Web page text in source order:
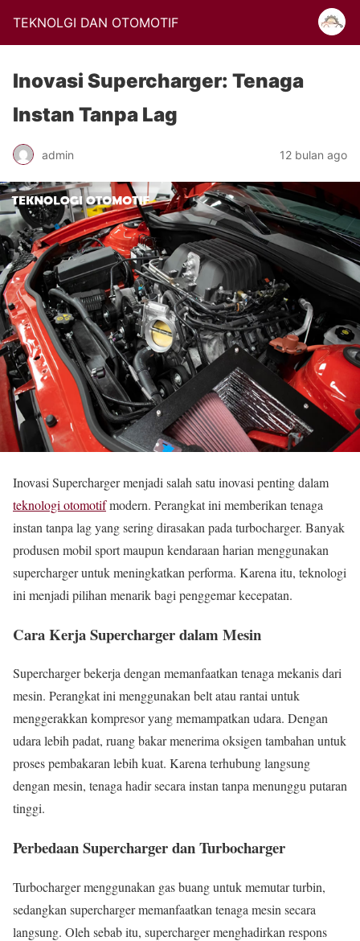
TEKNOLGI DAN OTOMOTIF
Inovasi Supercharger: Tenaga
Instan Tanpa Lag
admin 12 bulan ago
Inovasi Supercharger menjadi salah satu inovasi penting dalam
teknologi otomotifmodern. Perangkat ini memberikan tenaga
instan tanpa lag yang sering dirasakan pada turbocharger. Banyak
produsen mobil sport maupun kendaraan harian menggunakan
supercharger untuk meningkatkan performa. Karena itu, teknologi
ini menjadi pilihan menarik bagi penggemar kecepatan.
Cara Kerja Supercharger dalam Mesin
Supercharger bekerja dengan memanfaatkan tenaga mekanis dari
mesin. Perangkat ini menggunakan belt atau rantai untuk
menggerakkan kompresor yang memampatkan udara. Dengan
udara lebih padat, ruang bakar menerima oksigen tambahan untuk
proses pembakaran lebih kuat. Karena terhubung langsung
dengan mesin, tenaga hadir secara instan tanpa menunggu putaran
tinggi.
Perbedaan Supercharger dan Turbocharger
Turbocharger menggunakan gas buang untuk memutar turbin,
sedangkan supercharger memanfaatkan tenaga mesin secara
langsung. Oleh sebab itu, supercharger menghadirkan respons